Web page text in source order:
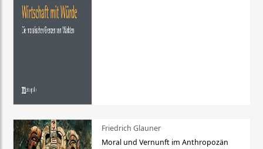
Friedrich Glauner
Moral und Vernunft im Anthropozän